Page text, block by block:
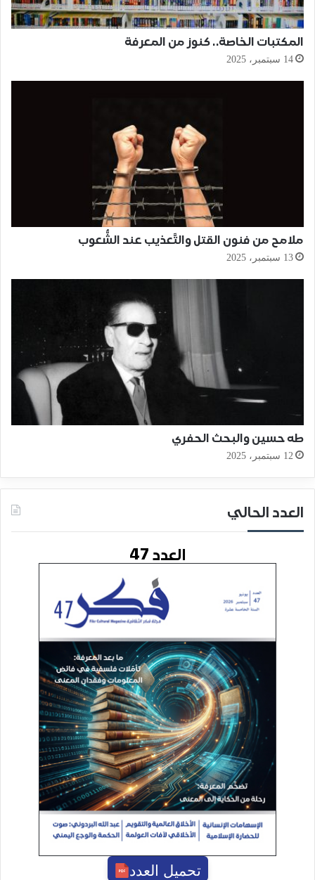
المكتبات الخاصة.. كنوز من المعرفة
14 سبتمبر، 2025
ملامح من فنون القتل والتَّعذيب عند الشُّعوب
13 سبتمبر، 2025
طه حسين والبحث الحفري
12 سبتمبر، 2025
العدد الحالي
العدد 47
تحميل العدد